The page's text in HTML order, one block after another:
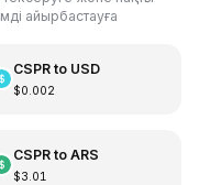
айырбастауға
CSPRto USD
$0.002
CSPRto ARS
$3.01